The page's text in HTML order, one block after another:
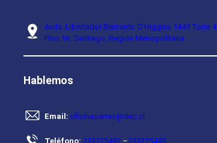
Avda. Libertador Bernardo O’Higgins 1449 Torre 4
Piso 16, Santiago, Región Metropolitana.
Hablemos
Email: oficinapartes@dep.cl
Teléfono: 233225492 –233225485